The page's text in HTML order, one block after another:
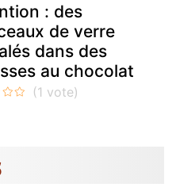
: des
de verre
dans des
au chocolat